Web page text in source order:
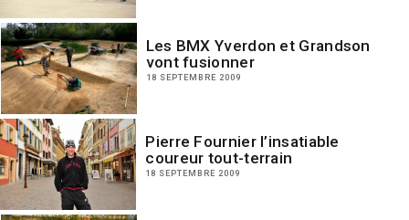
Les BMX Yverdon et Grandson
vont fusionner
18 SEPTEMBRE 2009
Pierre Fournier l’insatiable
coureur tout-terrain
18 SEPTEMBRE 2009